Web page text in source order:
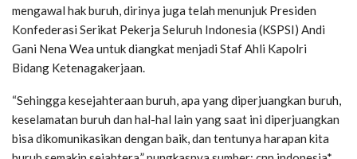
mengawal hak buruh, dirinya juga telah menunjuk Presiden
Konfederasi Serikat Pekerja Seluruh Indonesia (KSPSI) Andi
Gani Nena Wea untuk diangkat menjadi Staf Ahli Kapolri
Bidang Ketenagakerjaan.
“Sehingga kesejahteraan buruh, apa yang diperjuangkan buruh,
keselamatan buruh dan hal-hal lain yang saat ini diperjuangkan
bisa dikomunikasikan dengan baik, dan tentunya harapan kita